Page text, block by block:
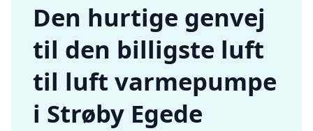
Den hurtige genvej
til den billigste luft
til luft varmepumpe
i Strøby Egede